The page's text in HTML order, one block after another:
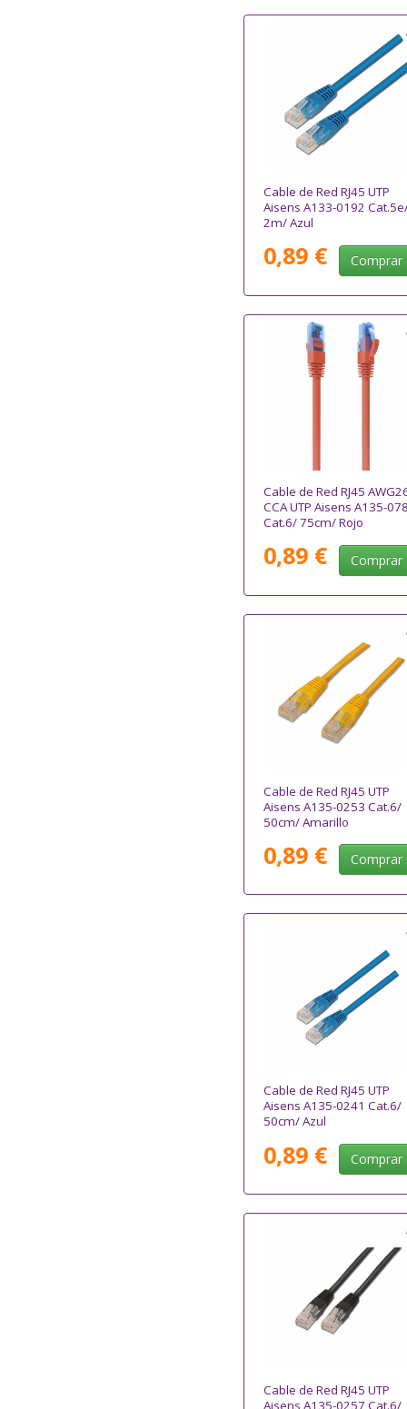
Cable de Red RJ45 UTP
Aisens A133-0192
2m/ Azul
0,89 € Comprar
Cable de Red RJ45
CCA UTP Aisens A135-
Cat.6/ 75cm/ Rojo
0,89 € Comprar
Cable de Red RJ45 UTP
Aisens A135-0253 Cat.6/
50cm/ Amarillo
0,89 € Comprar
Cable de Red RJ45 UTP
Aisens A135-0241 Cat.6/
50cm/ Azul
0,89 € Comprar
Cable de Red RJ45 UTP
Aisens A135-0257 Cat.6/